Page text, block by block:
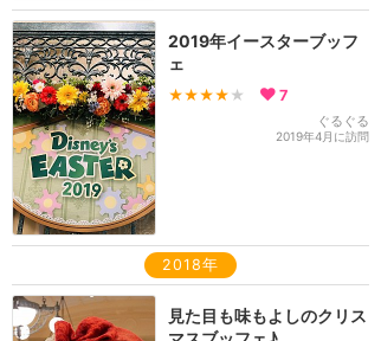
2019年イースターブッフ
ェ
★★★★ ★ 7
ぐるぐる
2019年4月に訪問
2018年
見た目も味もよしのクリス